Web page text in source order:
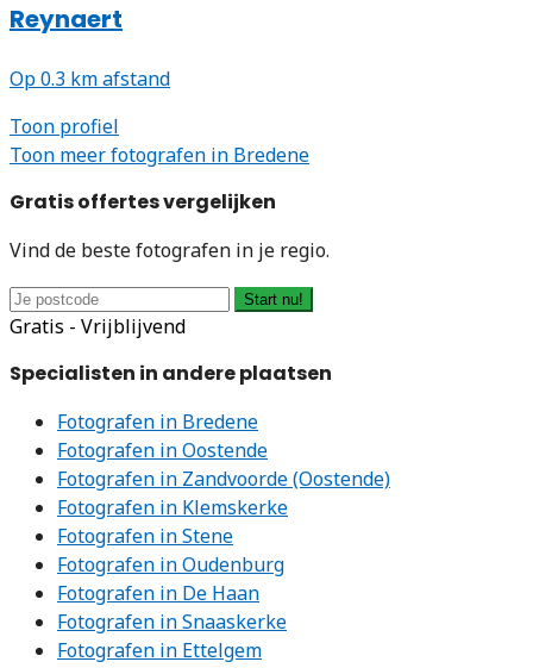
Reynaert
Op 0.3 km afstand
Toon profiel
Toon meer fotografen in Bredene
Gratis offertes vergelijken
Vind de beste fotografen in je regio.
Start nu!
Gratis - Vrijblijvend
Specialisten in andere plaatsen
Fotografen in Bredene
Fotografen in Oostende
Fotografen in Zandvoorde (Oostende)
Fotografen in Klemskerke
Fotografen in Stene
Fotografen in Oudenburg
Fotografen in De Haan
Fotografen in Snaaskerke
Fotografen in Ettelgem